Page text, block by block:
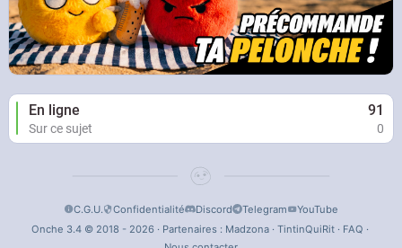
En ligne 91
Sur ce sujet 0
C.G.U. Confidentialité Discord Telegram
YouTube
Onche 3.4 © 2018 - 2026 · Partenaires : Madzona· TintinQuiRit· FAQ ·